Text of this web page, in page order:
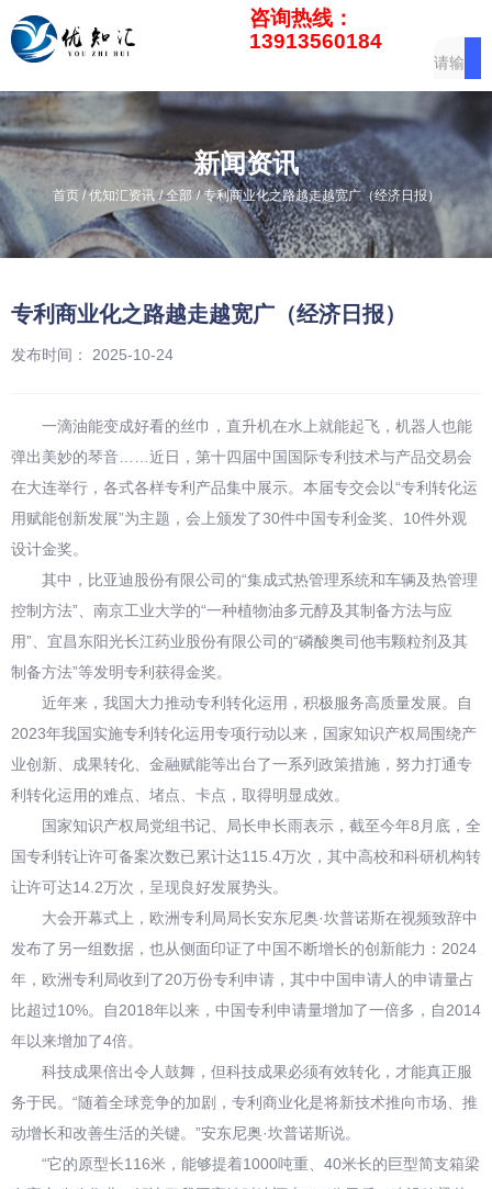
咨询热线：
13913560184
新闻资讯
首页 /优知汇资讯 /全部 /专利商业化之路越走越宽广（经济日报）
专利商业化之路越走越宽广（经济日报）
发布时间： 2025-10-24
一滴油能变成好看的丝巾，直升机在水上就能起飞，机器人也能
弹出美妙的琴音……近日，第十四届中国国际专利技术与产品交易会
在大连举行，各式各样专利产品集中展示。本届专交会以“专利转化运
用赋能创新发展”为主题，会上颁发了30件中国专利金奖、10件外观
设计金奖。
其中，比亚迪股份有限公司的“集成式热管理系统和车辆及热管理
控制方法”、南京工业大学的“一种植物油多元醇及其制备方法与应
用”、宜昌东阳光长江药业股份有限公司的“磷酸奥司他韦颗粒剂及其
制备方法”等发明专利获得金奖。
近年来，我国大力推动专利转化运用，积极服务高质量发展。自
2023年我国实施专利转化运用专项行动以来，国家知识产权局围绕产
业创新、成果转化、金融赋能等出台了一系列政策措施，努力打通专
利转化运用的难点、堵点、卡点，取得明显成效。
国家知识产权局党组书记、局长申长雨表示，截至今年8月底，全
国专利转让许可备案次数已累计达115.4万次，其中高校和科研机构转
让许可达14.2万次，呈现良好发展势头。
大会开幕式上，欧洲专利局局长安东尼奥·坎普诺斯在视频致辞中
发布了另一组数据，也从侧面印证了中国不断增长的创新能力：2024
年，欧洲专利局收到了20万份专利申请，其中中国申请人的申请量占
比超过10%。自2018年以来，中国专利申请量增加了一倍多，自2014
年以来增加了4倍。
科技成果倍出令人鼓舞，但科技成果必须有效转化，才能真正服
务于民。“随着全球竞争的加剧，专利商业化是将新技术推向市场、推
动增长和改善生活的关键。”安东尼奥·坎普诺斯说。
“它的原型长116米，能够提着1000吨重、40米长的巨型简支箱梁